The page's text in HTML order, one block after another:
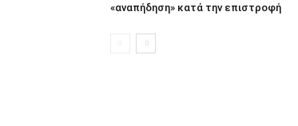
«αναπήδηση» κατά την επιστροφή